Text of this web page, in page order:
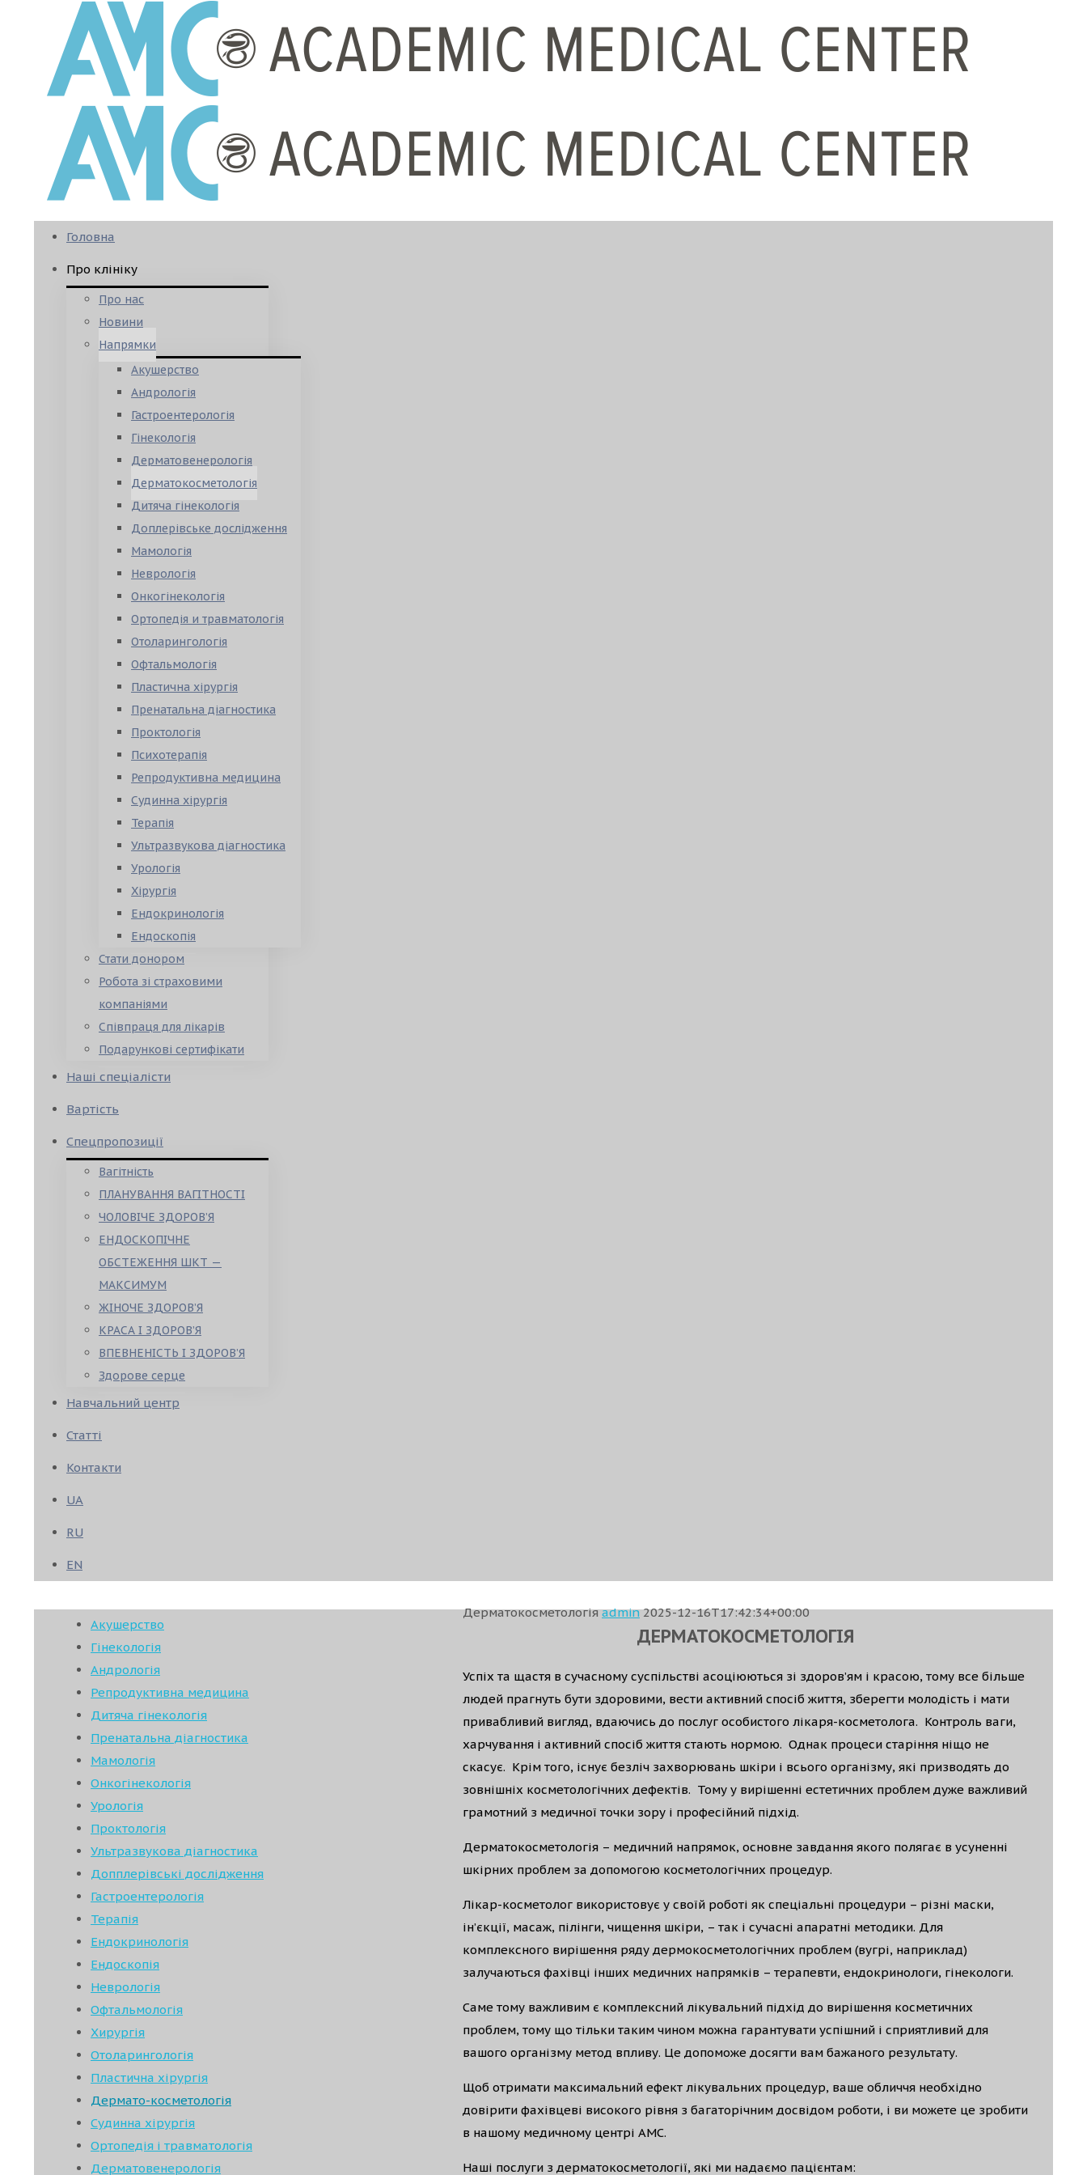
Головна
Про клініку
Про нас
Новини
Напрямки
Акушерство
Андрологія
Гастроентерологія
Гінекологія
Дерматовенерологія
Дерматокосметологія
Дитяча гінекологія
Доплерівське дослідження
Мамологія
Неврологія
Онкогінекологія
Ортопедія и травматологія
Отоларингологія
Офтальмологія
Пластична хірургія
Пренатальна діагностика
Проктологія
Психотерапія
Репродуктивна медицина
Судинна хірургія
Терапія
Ультразвукова діагностика
Урологія
Хірургія
Ендокринологія
Ендоскопія
Стати донором
Робота зі страховими
компаніями
Співпраця для лікарів
Подарункові сертифікати
Наші спеціалісти
Вартість
Спецпропозиції
Вагітність
ПЛАНУВАННЯ ВАГІТНОСТІ
ЧОЛОВІЧЕ ЗДОРОВ’Я
ЕНДОСКОПІЧНЕ
ОБСТЕЖЕННЯ ШКТ —
МАКСИМУМ
ЖІНОЧЕ ЗДОРОВ’Я
КРАСА І ЗДОРОВ’Я
ВПЕВНЕНІСТЬ І ЗДОРОВ’Я
Здорове серце
Навчальний центр
Статті
Контакти
UA
RU
EN
Дерматокосметологіяadmin 2025-12-16T17:42:34+00:00
ДЕРМАТОКОСМЕТОЛОГІЯ
Успіх та щастя в сучасному суспільстві асоціюються зі здоров’ям і красою, тому все більше
людей прагнуть бути здоровими, вести активний спосіб життя, зберегти молодість і мати
привабливий вигляд, вдаючись до послуг особистого лікаря-косметолога. Контроль ваги,
харчування і активний спосіб життя стають нормою. Однак процеси старіння ніщо не
скасує. Крім того, існує безліч захворювань шкіри і всього організму, які призводять до
зовнішніх косметологічних дефектів. Тому у вирішенні естетичних проблем дуже важливий
грамотний з медичної точки зору і професійний підхід.
Дерматокосметологія – медичний напрямок, основне завдання якого полягає в усуненні
шкірних проблем за допомогою косметологічних процедур.
Лікар-косметолог використовує у своїй роботі як спеціальні процедури – різні маски,
ін’єкції, масаж, пілінги, чищення шкіри, – так і сучасні апаратні методики. Для
комплексного вирішення ряду дермокосметологічних проблем (вугрі, наприклад)
залучаються фахівці інших медичних напрямків – терапевти, ендокринологи, гінекологи.
Саме тому важливим є комплексний лікувальний підхід до вирішення косметичних
проблем, тому що тільки таким чином можна гарантувати успішний і сприятливий для
вашого організму метод впливу. Це допоможе досягти вам бажаного результату.
Щоб отримати максимальний ефект лікувальних процедур, ваше обличчя необхідно
довірити фахівцеві високого рівня з багаторічним досвідом роботи, і ви можете це зробити
в нашому медичному центрі AMC.
Наші послуги з дерматокосметології, які ми надаємо пацієнтам:
Акушерство
Гінекологія
Андрологія
Репродуктивна медицина
Дитяча гінекологія
Пренатальна діагностика
Мамологія
Онкогінекологія
Урологія
Проктологія
Ультразвукова діагностика
Допплерівські дослідження
Гастроентерологія
Терапія
Ендокринологія
Ендоскопія
Неврологія
Офтальмологія
Хирургія
Отоларингологія
Пластична хірургія
Дермато-косметологія
Судинна хірургія
Ортопедія і травматологія
Дерматовенерологія